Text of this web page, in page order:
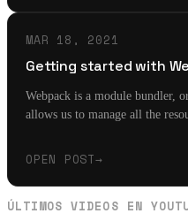
MAR 18, 2021
Getting started with
Webpack is a module bundler,
allows us to manage all the
OPEN POST→
ÚLTIMOS VIDEOS EN